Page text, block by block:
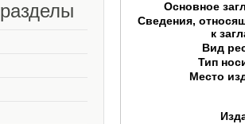
Основное
Сведения,
к
Вид
Тип
Место
разделы